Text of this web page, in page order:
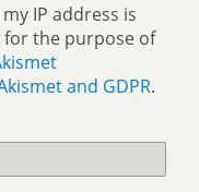
IP address is
for the purpose of
and GDPR.